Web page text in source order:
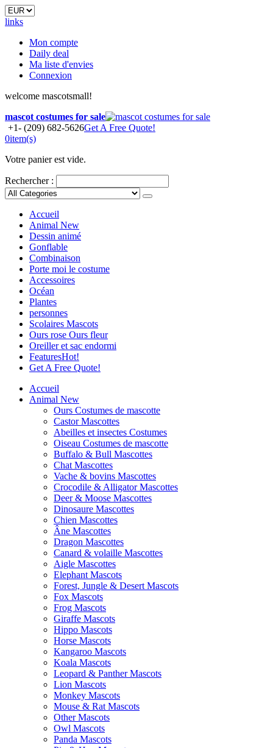
links
Mon compte
Daily deal
Ma liste d'envies
Connexion
welcome mascotsmall!
mascot costumes for sale
+1- (209) 682-5626Get A Free Quote!
0item(s)
Votre panier est vide.
Rechercher :
Accueil
Animal New
Dessin animé
Gonflable
Combinaison
Porte moi le costume
Accessoires
Océan
Plantes
personnes
Scolaires Mascots
Ours rose Ours fleur
Oreiller et sac endormi
FeaturesHot!
Get A Free Quote!
Accueil
Animal New
Ours Costumes de mascotte
Castor Mascottes
Abeilles et insectes Costumes
Oiseau Costumes de mascotte
Buffalo & Bull Mascottes
Chat Mascottes
Vache & bovins Mascottes
Crocodile & Alligator Mascottes
Deer & Moose Mascottes
Dinosaure Mascottes
Chien Mascottes
Âne Mascottes
Dragon Mascottes
Canard & volaille Mascottes
Aigle Mascottes
Elephant Mascots
Forest, Jungle & Desert Mascots
Fox Mascots
Frog Mascots
Giraffe Mascots
Hippo Mascots
Horse Mascots
Kangaroo Mascots
Koala Mascots
Leopard & Panther Mascots
Lion Mascots
Monkey Mascots
Mouse & Rat Mascots
Other Mascots
Owl Mascots
Panda Mascots